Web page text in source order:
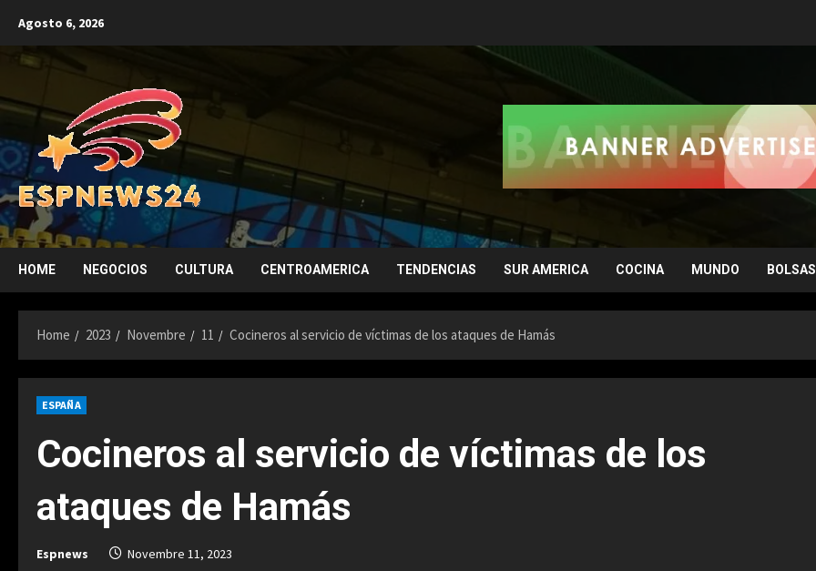
content
Agosto 6, 2026
HOME NEGOCIOS CULTURA CENTROAMERICA TENDENCIAS SUR AMERICA COCINA MUNDO
Home 2023 Novembre 11 Cocineros al servicio de víctimas de los ataques de Hamás
ESPAÑA
Cocineros al servicio de víctimas de los
ataques de Hamás
Espnews Novembre 11, 2023